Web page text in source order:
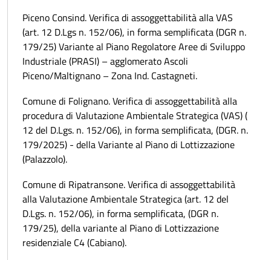
Piceno Consind. Verifica di assoggettabilità alla VAS
(art. 12 D.Lgs n. 152/06), in forma semplificata (DGR n.
179/25) Variante al Piano Regolatore Aree di Sviluppo
Industriale (PRASI) – agglomerato Ascoli
Piceno/Maltignano – Zona Ind. Castagneti.
Comune di Folignano. Verifica di assoggettabilità alla
procedura di Valutazione Ambientale Strategica (VAS) (
12 del D.Lgs. n. 152/06), in forma semplificata, (DGR. n.
179/2025) - della Variante al Piano di Lottizzazione
(Palazzolo).
Comune di Ripatransone. Verifica di assoggettabilità
alla Valutazione Ambientale Strategica (art. 12 del
D.Lgs. n. 152/06), in forma semplificata, (DGR n.
179/25), della variante al Piano di Lottizzazione
residenziale C4 (Cabiano).